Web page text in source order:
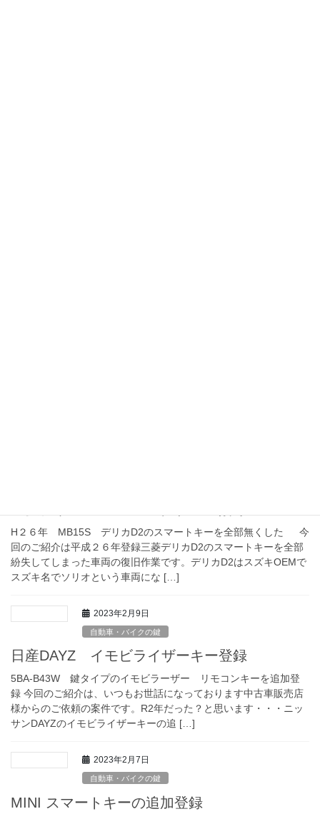
H２６年 MB15S デリカD2のスマートキーを全部無くした 今
回のご紹介は平成２６年登録三菱デリカD2のスマートキーを全部
紛失してしまった車両の復旧作業です。デリカD2はスズキOEMで
スズキ名でソリオという車両にな […]
2023年2月9日
自動車・バイクの鍵
日産DAYZ イモビライザーキー登録
5BA-B43W 鍵タイプのイモビラーザー リモコンキーを追加登
録 今回のご紹介は、いつもお世話になっております中古車販売店
様からのご依頼の案件です。R2年だった？と思います・・・ニッ
サンDAYZのイモビライザーキーの追 […]
2023年2月7日
自動車・バイクの鍵
MINI スマートキーの追加登録